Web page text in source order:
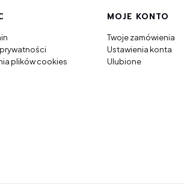
plików cookies
MOJE KONTO
Twoje zamówienia
Ustawienia konta
Ulubione